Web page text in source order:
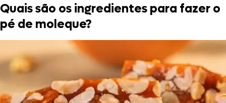
Quais são os ingredientes para fazer o
pé de moleque?